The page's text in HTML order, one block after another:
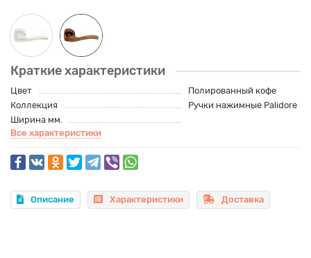
Краткие характеристики
Цвет
Полированный кофе
Коллекция
Ручки нажимные Palidore
Ширина мм.
Все характеристики
Описание Характеристики Доставка